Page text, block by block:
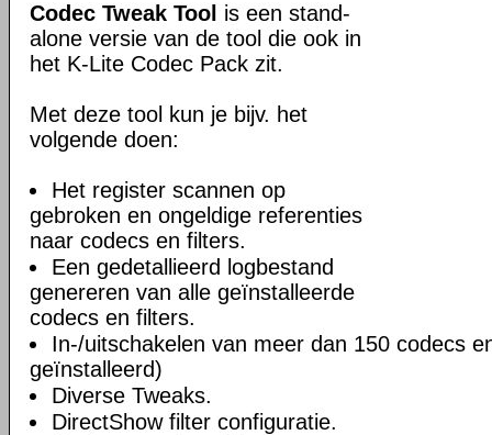
Codec Tweak Tool is een stand-
alone versie van de tool die ook in
het K-Lite Codec Pack zit.
Met deze tool kun je bijv. het
volgende doen:
Het register scannen op
gebroken en ongeldige referenties
naar codecs en filters.
Een gedetallieerd logbestand
genereren van alle geïnstalleerde
codecs en filters.
In-/uitschakelen van meer dan 150 codecs
geïnstalleerd)
Diverse Tweaks.
DirectShow filter configuratie.